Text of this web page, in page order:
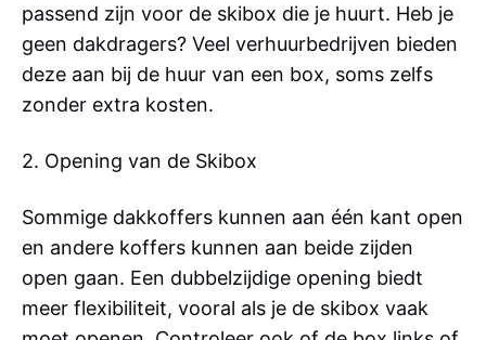
passend zijn voor de skibox die je huurt. Heb je
geen dakdragers? Veel verhuurbedrijven bieden
deze aan bij de huur van een box, soms zelfs
zonder extra kosten.
2. Opening van de Skibox
Sommige dakkoffers kunnen aan één kant open
en andere koffers kunnen aan beide zijden
open gaan. Een dubbelzijdige opening biedt
meer flexibiliteit, vooral als je de skibox vaak